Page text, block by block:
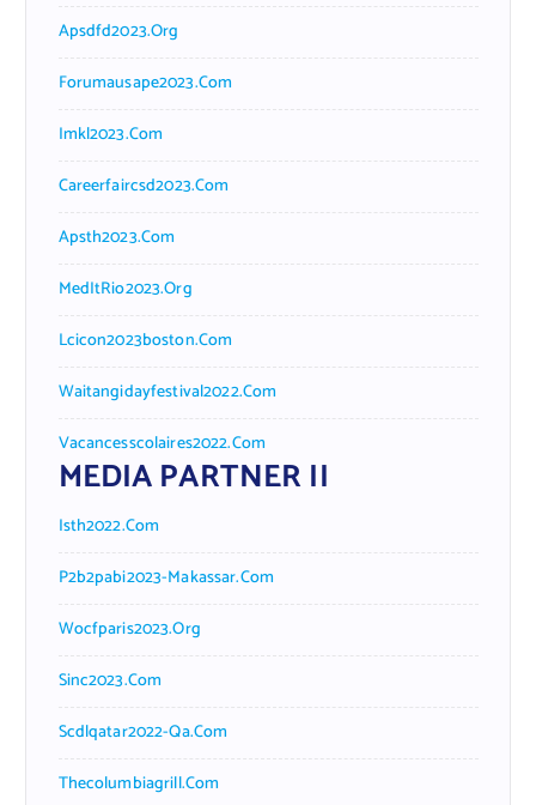
Apsdfd2023.org
Forumausape2023.com
Imkl2023.com
Careerfaircsd2023.com
Apsth2023.com
MedItRio2023.org
Lcicon2023boston.com
Waitangidayfestival2022.com
Vacancesscolaires2022.com
MEDIA PARTNER II
Isth2022.com
P2b2pabi2023-Makassar.com
Wocfparis2023.org
Sinc2023.com
Scdlqatar2022-Qa.com
Thecolumbiagrill.com